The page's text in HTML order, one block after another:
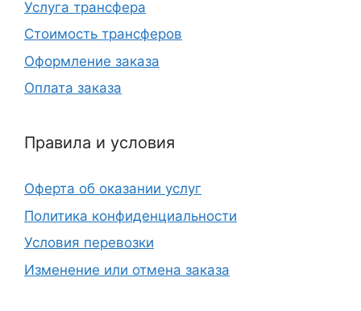
Услуга трансфера
Стоимость трансферов
Оформление заказа
Оплата заказа
Правила и условия
Оферта об оказании услуг
Политика конфиденциальности
Условия перевозки
Изменение или отмена заказа